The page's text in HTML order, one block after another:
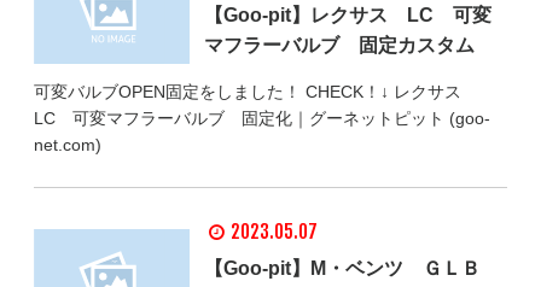
【Goo-pit】レクサス LC 可変
マフラーバルブ 固定カスタム
可変バルブOPEN固定をしました！ CHECK！↓ レクサス
LC 可変マフラーバルブ 固定化｜グーネットピット (goo-
net.com)
2023.05.07
【Goo-pit】M・ベンツ ＧＬＢ